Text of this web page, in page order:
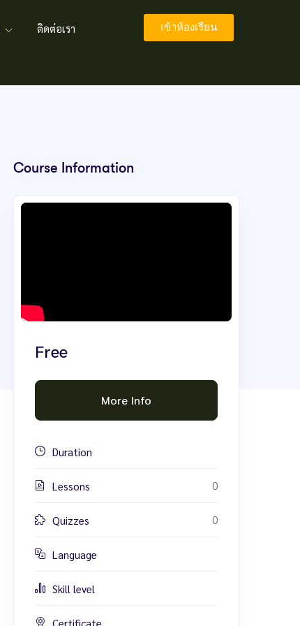
ติดต่อเรา เข้าห้องเรียน
Course Information
Free
More Info
Duration
Lessons 0
Quizzes 0
Language
Skill level
Certificate